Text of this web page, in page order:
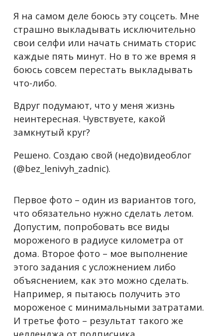
Я на самом деле боюсь эту соцсеть. Мне
страшно выкладывать исключительно
свои селфи или начать снимать сторис
каждые пять минут. Но в то же время я
боюсь совсем перестать выкладывать
что-либо.
Вдруг подумают, что у меня жизнь
неинтересная. Чувствуете, какой
замкнутый круг?
Решено. Создаю свой (недо)видеоблог
(@bez_lenivyh_zadnic).
Первое фото – один из вариантов того,
что обязательно нужно сделать летом.
Допустим, попробовать все виды
мороженого в радиусе километра от
дома. Второе фото – мое выполнение
этого задания с усложнением либо
объяснением, как это можно сделать.
Например, я пытаюсь получить это
мороженое с минимальными затратами.
И третье фото – результат такого же